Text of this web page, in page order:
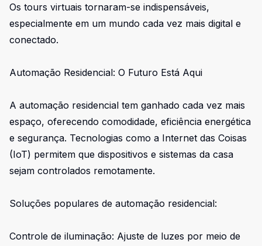
Os tours virtuais tornaram-se indispensáveis,
especialmente em um mundo cada vez mais digital e
conectado.
Automação Residencial: O Futuro Está Aqui
A automação residencial tem ganhado cada vez mais
espaço, oferecendo comodidade, eficiência energética
e segurança. Tecnologias como a Internet das Coisas
(IoT) permitem que dispositivos e sistemas da casa
sejam controlados remotamente.
Soluções populares de automação residencial:
Controle de iluminação: Ajuste de luzes por meio de